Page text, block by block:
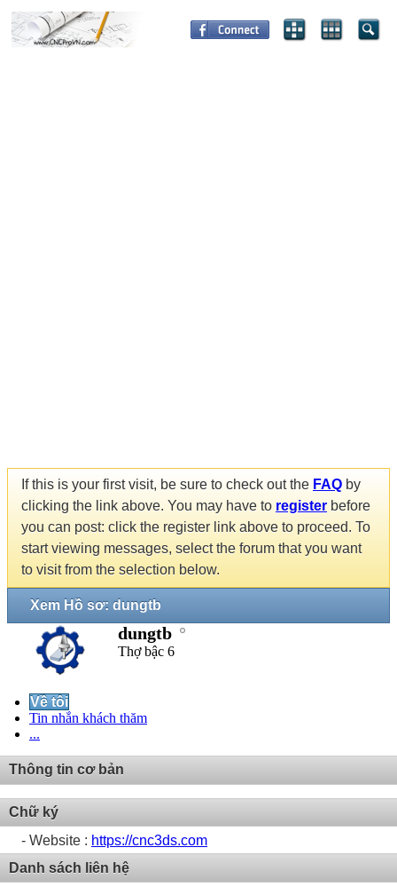
If this is your first visit, be sure to check out the FAQ by
clicking the link above. You may have to register before
you can post: click the register link above to proceed. To
start viewing messages, select the forum that you want
to visit from the selection below.
Xem Hồ sơ: dungtb
dungtb
Thợ bậc 6
Về tôi
Tin nhắn khách thăm
...
Thông tin cơ bản
Chữ ký
- Website : https://cnc3ds.com
Danh sách liên hệ